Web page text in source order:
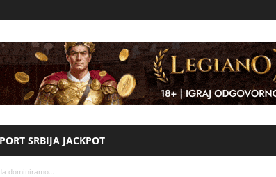
SRBIJA JACKPOT
dominiramo…